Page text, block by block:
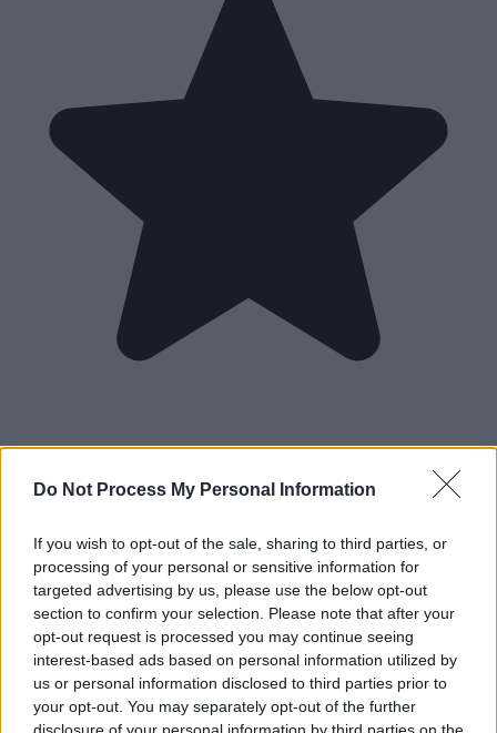
Do Not Process My Personal Information
If you wish to opt-out of the sale, sharing to third parties, or
processing of your personal or sensitive information for
targeted advertising by us, please use the below opt-out
section to confirm your selection. Please note that after your
opt-out request is processed you may continue seeing
interest-based ads based on personal information utilized by
us or personal information disclosed to third parties prior to
your opt-out. You may separately opt-out of the further